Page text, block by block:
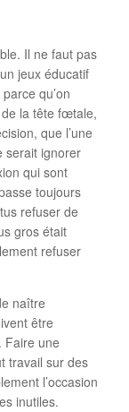
Il ne faut pas
jeux éducatif
qu’on
la tête fœtale,
que l’une
serait ignorer
qui sont
toujours
refuser de
gros était
refuser
naître
être
Faire une
travail sur des
l’occasion
inutiles.